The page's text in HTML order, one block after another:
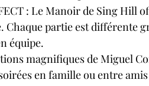
: Le Manoir de Sing Hill
partie est différente
équipe.
magnifiques de Miguel
en famille ou entre